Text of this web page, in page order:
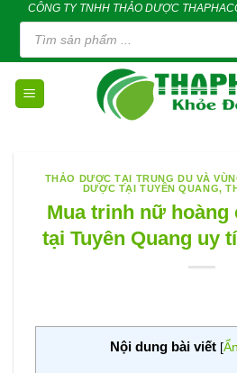
content
CÔNG TY TNHH THẢO DƯỢC
Tìm
kiếm
phẩm
THẢO DƯỢC TẠI TRUNG DU VÀ
DƯỢC TẠI TUYÊN QUANG,
Mua trinh nữ hoàng
tại Tuyên Quang uy
Nội dung bài viết [